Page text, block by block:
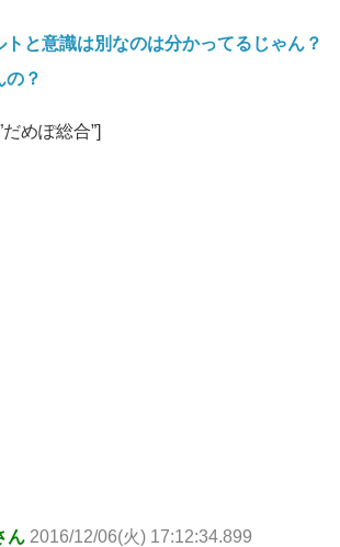
と意識は別なのは分かってるじゃん？
の？
めぽ総合”]
ん 2016/12/06(火) 17:12:34.899